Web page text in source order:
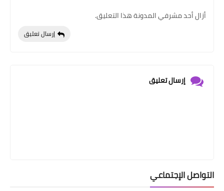
أزال أحد مشرفي المدونة هذا التعليق.
إرسال تعليق
إرسال تعليق
التواصل الإجتماعي